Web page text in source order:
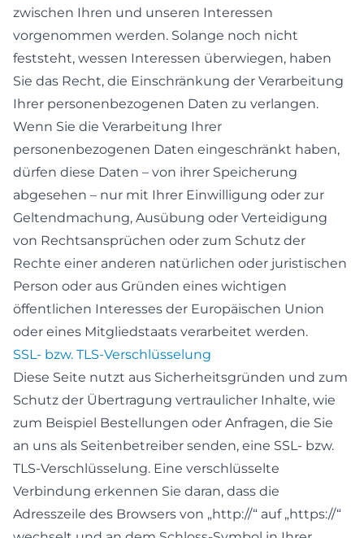
zwischen Ihren und unseren Interessen
vorgenommen werden. Solange noch nicht
feststeht, wessen Interessen überwiegen, haben
Sie das Recht, die Einschränkung der Verarbeitung
Ihrer personenbezogenen Daten zu verlangen.
Wenn Sie die Verarbeitung Ihrer
personenbezogenen Daten eingeschränkt haben,
dürfen diese Daten – von ihrer Speicherung
abgesehen – nur mit Ihrer Einwilligung oder zur
Geltendmachung, Ausübung oder Verteidigung
von Rechtsansprüchen oder zum Schutz der
Rechte einer anderen natürlichen oder juristischen
Person oder aus Gründen eines wichtigen
öffentlichen Interesses der Europäischen Union
oder eines Mitgliedstaats verarbeitet werden.
SSL- bzw. TLS-Verschlüsselung
Diese Seite nutzt aus Sicherheitsgründen und zum
Schutz der Übertragung vertraulicher Inhalte, wie
zum Beispiel Bestellungen oder Anfragen, die Sie
an uns als Seitenbetreiber senden, eine SSL- bzw.
TLS-Verschlüsselung. Eine verschlüsselte
Verbindung erkennen Sie daran, dass die
Adresszeile des Browsers von „http://“ auf „https://“